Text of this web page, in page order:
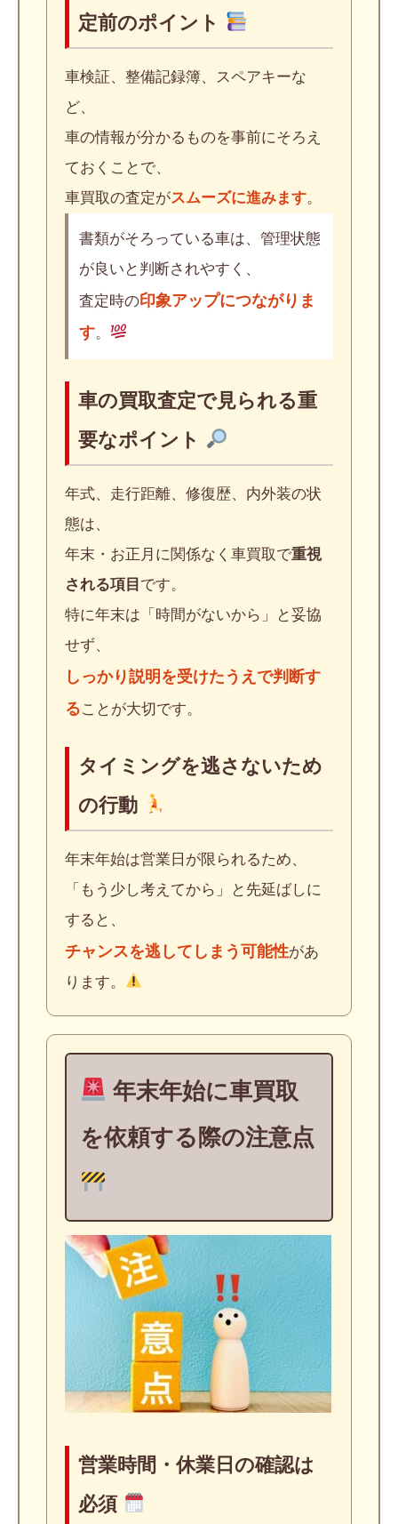
定前のポイント
車検証、整備記録簿、スペアキーな
ど、
車の情報が分かるものを事前にそろえ
ておくことで、
車買取の査定がスムーズに進みます。
書類がそろっている車は、管理状態
が良いと判断されやすく、
査定時の印象アップにつながりま
す。
車の買取査定で見られる重
要なポイント
年式、走行距離、修復歴、内外装の状
態は、
年末・お正月に関係なく車買取で重視
される項目 です。
特に年末は「時間がないから」と妥協
せず、
しっかり説明を受けたうえで判断す
ることが大切です。
タイミングを逃さないため
の行動
年末年始は営業日が限られるため、
「もう少し考えてから」と先延ばしに
すると、
チャンスを逃してしまう可能性があ
ります。
年末年始に車買取
を依頼する際の注意点
営業時間・休業日の確認は
必須